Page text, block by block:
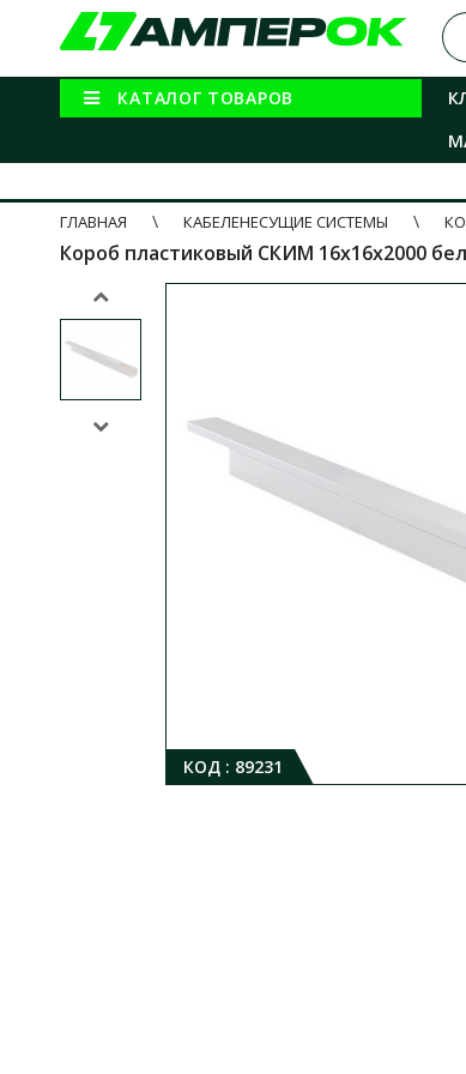
КАТАЛОГ ТОВАРОВ
ГЛАВНАЯ
КАБЕЛЕНЕСУЩИЕ СИСТЕМЫ
Короб пластиковый СКИМ 16x16x2000
КОД : 89231